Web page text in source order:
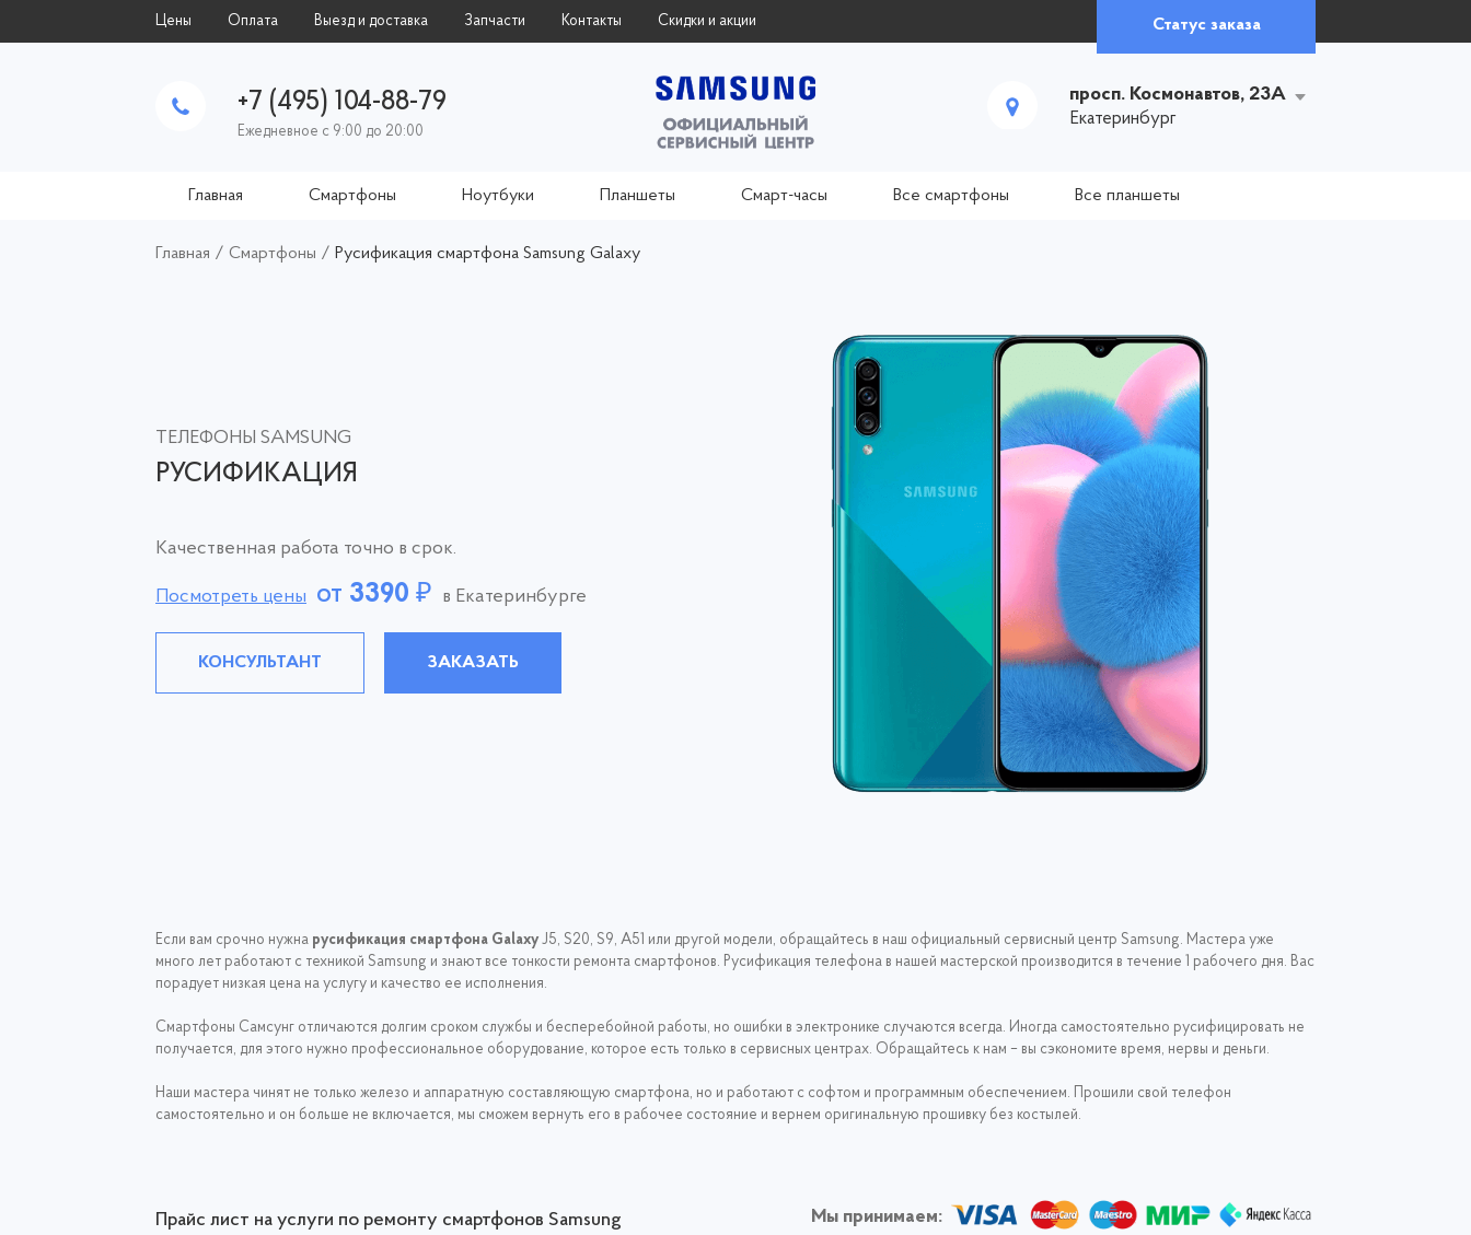
Цены Оплата Выезд и доставка Запчасти Контакты Скидки и акции Статус заказа
+7 (495) 104-88-79
Ежедневное с 9:00 до 20:00
просп. Космонавтов, 23А
Екатеринбург
Главная Смартфоны Ноутбуки Планшеты Смарт-часы Все смартфоны Все планшеты
Главная / Смартфоны / Русификация смартфона Samsung Galaxy
ТЕЛЕФОНЫ SAMSUNG
РУСИФИКАЦИЯ
Качественная работа точно в срок.
Посмотреть цены от 3390 ₽ в Екатеринбурге
КОНСУЛЬТАНТ ЗАКАЗАТЬ
Если вам срочно нужна русификация смартфона Galaxy J5, S20, S9, A51 или другой модели, обращайтесь в наш официальный сервисный центр Samsung. Мастера уже
много лет работают с техникой Samsung и знают все тонкости ремонта смартфонов. Русификация телефона в нашей мастерской производится в течение 1 рабочего дня. Вас
порадует низкая цена на услугу и качество ее исполнения.
Смартфоны Самсунг отличаются долгим сроком службы и бесперебойной работы, но ошибки в электронике случаются всегда. Иногда самостоятельно русифицировать не
получается, для этого нужно профессиональное оборудование, которое есть только в сервисных центрах. Обращайтесь к нам – вы сэкономите время, нервы и деньги.
Наши мастера чинят не только железо и аппаратную составляющую смартфона, но и работают с софтом и программным обеспечением. Прошили свой телефон
самостоятельно и он больше не включается, мы сможем вернуть его в рабочее состояние и вернем оригинальную прошивку без костылей.
Мы принимаем:
Прайс лист на услуги по ремонту смартфонов Samsung